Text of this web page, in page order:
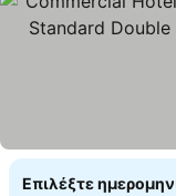
Επιλέξτε